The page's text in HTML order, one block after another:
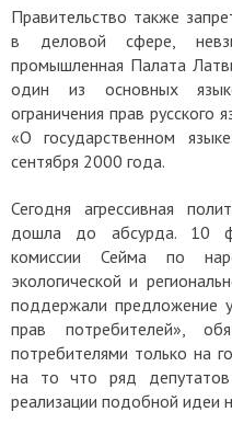
Правительство также
в деловой сфере,
промышленная Палата
один из основных
ограничения прав русского
«О государственном
сентября 2000 года.
Сегодня агрессивная
дошла до абсурда. 10
комиссии Сейма по
экологической и
поддержали предложение
прав потребителей»,
потребителями только на
на то что ряд депутатов
реализации подобной идеи